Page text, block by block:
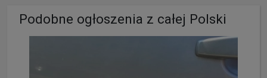
Podobne ogłoszenia z całej Polski